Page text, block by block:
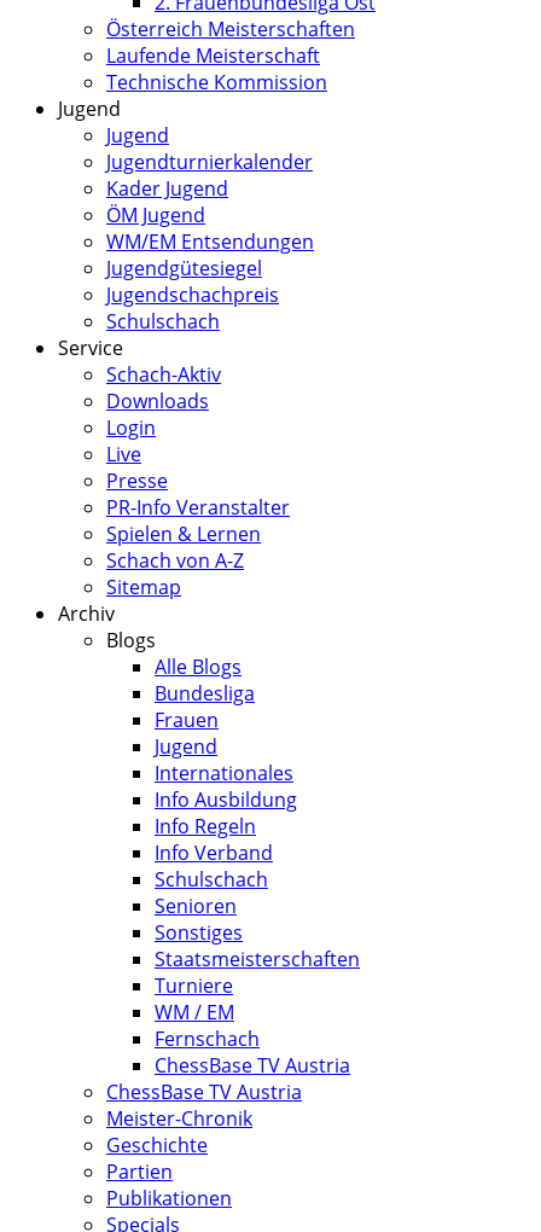
Österreich Meisterschaften
Laufende Meisterschaft
Technische Kommission
Jugend
Jugend
Jugendturnierkalender
Kader Jugend
ÖM Jugend
WM/EM Entsendungen
Jugendgütesiegel
Jugendschachpreis
Schulschach
Service
Schach-Aktiv
Downloads
Login
Live
Presse
PR-Info Veranstalter
Spielen & Lernen
Schach von A-Z
Sitemap
Archiv
Blogs
Alle Blogs
Bundesliga
Frauen
Jugend
Internationales
Info Ausbildung
Info Regeln
Info Verband
Schulschach
Senioren
Sonstiges
Staatsmeisterschaften
Turniere
WM / EM
Fernschach
ChessBase TV Austria
ChessBase TV Austria
Meister-Chronik
Geschichte
Partien
Publikationen
Specials